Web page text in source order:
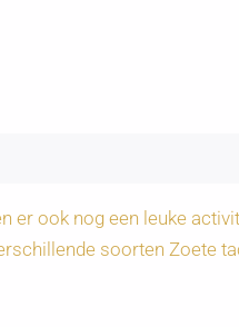
er ook nog een leuke
soorten Zoete